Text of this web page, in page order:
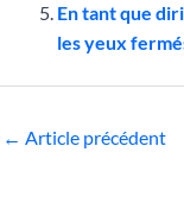
En tant que
les yeux
← Article précédent